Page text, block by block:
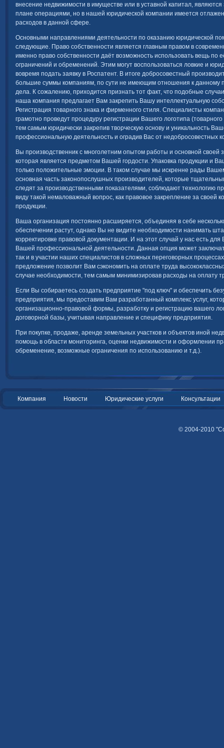
внесение недвижимости в имуществе или в уставной капитал,
плане операциями, но в нашей юридической компании имеется
расходов в данной сфере.
Основными направлениями деятельности по оказанию юридической
следующие. Право собственности является главным правом в
именно право собственности даёт возможность использовать вещь по
ограничений и обременений. Этим могут воспользоваться ловкие и
вовремя подать заявку в Роспатент. В итоге добросовестный
большие суммы компаниям, по сути не имеющим отношения к данному
дела. К сожалению, приходится признать тот факт, что подобные
наша компания предлагает Вам закрепить Вашу интеллектуальную
Регистрация товарного знака и фирменного стиля. Специалисты
грамотно проведут процедуру регистрации Вашего логотипа
тем самым юридически закрепив творческую основу и уникальность
профессиональную деятельность и оградив Вас от недобросовестных
Вы производственник с многолетним опытом работы и основной своей
которая является предметом Вашей гордости. Упаковка продукции и
только положительные эмоции. В таком случае мы искренне рады
основная часть законопослушных производителей, которые
следят за производственными показателями, соблюдают технологию
виду такой немаловажный вопрос, как правовое закрепление за своей
продукции.
Ваша организация постоянно расширяется, объединяя в себе
обеспечении растут, однако Вы не видите необходимости нанимать
корректировке правовой документации. И на этот случай у нас есть
Вашей профессиональной деятельности. Данная опция может
так и в участии наших специалистов в сложных переговорных
предложение позволит Вам сэкономить на оплате труда
случае необходимости, тем самым минимизировав расходы на оплату
Если Вы собираетесь создать предприятие "под ключ" и обеспечить
предприятия, мы предоставим Вам разработанный комплекс услуг,
организационно-правовой формы, разработку и регистрацию вашего
договорной базы, учитывая направление и специфику предприятия.
При покупке, продаже, аренде земельных участков и объектов иной
помощь в области мониторинга, оценки недвижимости и оформлении
обременение, возможные ограничения по использованию и т.д.).
Компания Новости Юридические услуги Консультации
© 2004-2010